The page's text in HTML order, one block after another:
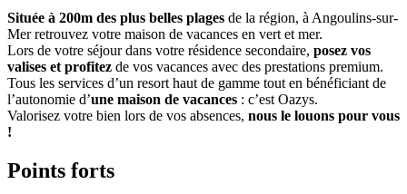
Située à 200m des plus belles plages de la région, à Angoulins-sur-
Mer retrouvez votre maison de vacances en vert et mer.
Lors de votre séjour dans votre résidence secondaire, posez vos
valises et profitez de vos vacances avec des prestations premium.
Tous les services d’un resort haut de gamme tout en bénéficiant de
l’autonomie d’une maison de vacances : c’est Oazys.
Valorisez votre bien lors de vos absences, nous le louons pour vous
!
Points forts